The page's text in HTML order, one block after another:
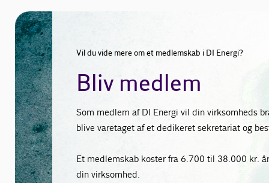
Vil du vide mere om et medlemskab i DI Energi?
Bliv medlem
Som medlem af DI Energi vil din virksomheds
blive varetaget af et dedikeret sekretariat og
Et medlemskab koster fra 6.700 til 38.000 kr.
din virksomhed.